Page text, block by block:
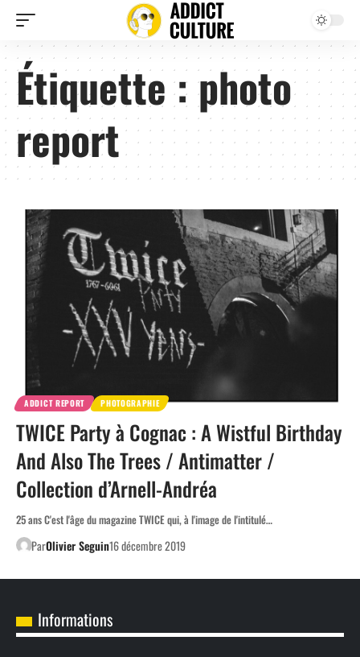
Étiquette :photo
report
ADDICT REPORT PHOTOGRAPHIE
TWICE Party à Cognac : A Wistful Birthday
And Also The Trees / Antimatter /
Collection d’Arnell-Andréa
25 ans C'est l'âge du magazine TWICE qui, à l'image de l'intitulé…
ParOlivier Seguin16 décembre 2019
Informations